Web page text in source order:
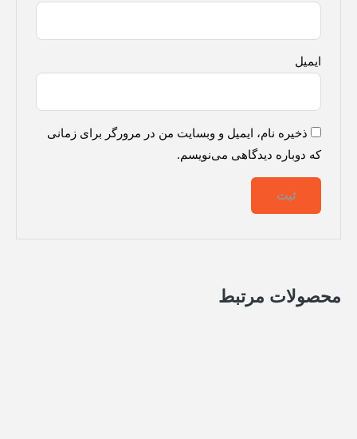
ایمیل
ذخیره نام، ایمیل و وبسایت من در مرورگر برای زمانی
که دوباره دیدگاهی می‌نویسم.
محصولات مرتبط